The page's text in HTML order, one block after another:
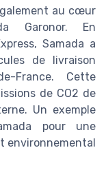
au cœur
Garonor. En
Samada a
de livraison
France. Cette
de CO2 de
Un exemple
pour une
environnemental